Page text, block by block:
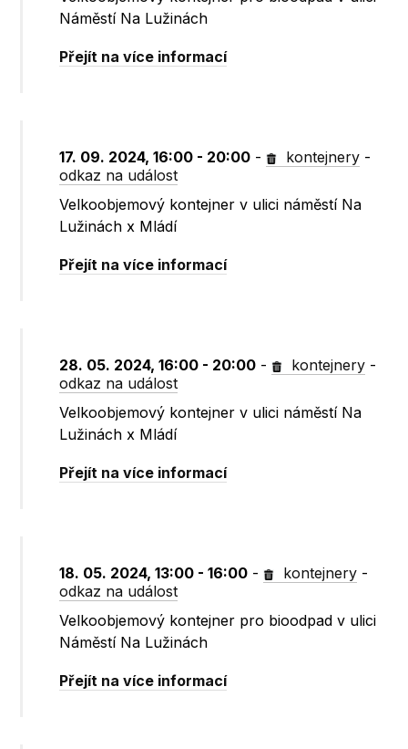
Náměstí Na Lužinách
Přejít na více informací
17. 09. 2024, 16:00 - 20:00 - kontejnery -
odkaz na událost
Velkoobjemový kontejner v ulici náměstí Na
Lužinách x Mládí
Přejít na více informací
28. 05. 2024, 16:00 - 20:00 - kontejnery -
odkaz na událost
Velkoobjemový kontejner v ulici náměstí Na
Lužinách x Mládí
Přejít na více informací
18. 05. 2024, 13:00 - 16:00 - kontejnery -
odkaz na událost
Velkoobjemový kontejner pro bioodpad v ulici
Náměstí Na Lužinách
Přejít na více informací